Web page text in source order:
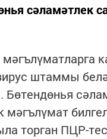
сәламәтлек
штаммы
Бөтендөнья
мәгълүмат
торган ПЦР-